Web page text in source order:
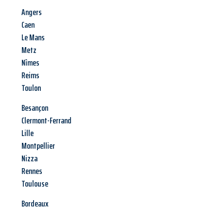
Angers
Caen
Le Mans
Metz
Nîmes
Reims
Toulon
Besançon
Clermont-Ferrand
Lille
Montpellier
Nizza
Rennes
Toulouse
Bordeaux